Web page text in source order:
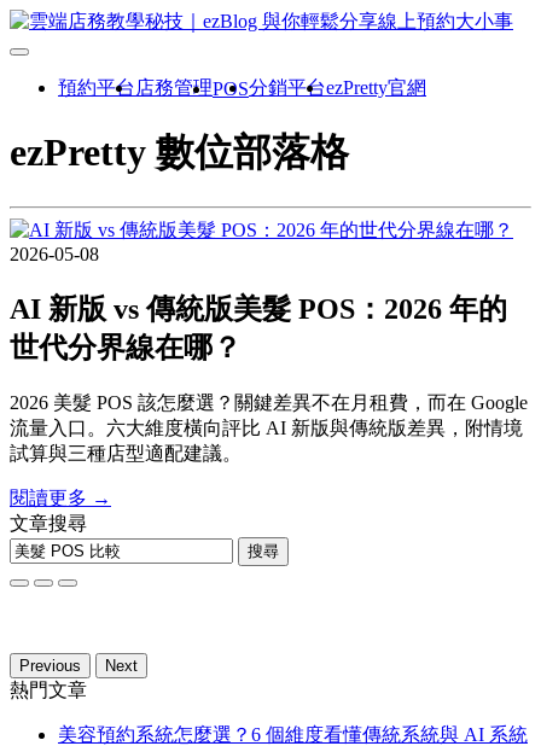
預約平台 店務管理POS分銷平台ezPretty官網
ezPretty 數位部落格
2026-05-08
AI 新版 vs 傳統版美髮 POS：2026 年的
世代分界線在哪？
2026 美髮 POS 該怎麼選？關鍵差異不在月租費，而在 Google
流量入口。六大維度橫向評比 AI 新版與傳統版差異，附情境
試算與三種店型適配建議。
閱讀更多 →
文章搜尋
搜尋
Previous Next
熱門文章
美容預約系統怎麼選？6 個維度看懂傳統系統與 AI 系統